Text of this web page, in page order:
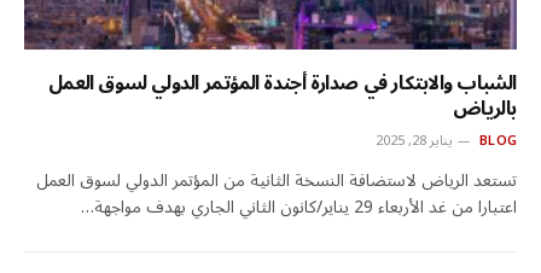
الشباب والابتكار في صدارة أجندة المؤتمر الدولي لسوق العمل
بالرياض
BLOG يناير 28, 2025
تستعد الرياض لاستضافة النسخة الثانية من المؤتمر الدولي لسوق العمل
اعتبارا من غد الأربعاء 29 يناير/كانون الثاني الجاري بهدف مواجهة…